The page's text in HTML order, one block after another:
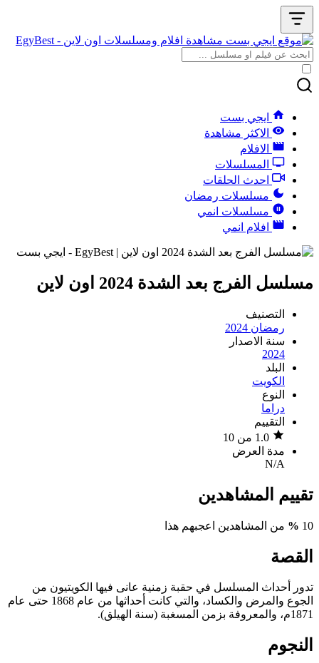
ايجي بست
الاكثر مشاهدة
الافلام
المسلسلات
احدث الحلقات
مسلسلات رمضان
مسلسلات انمي
افلام انمي
مسلسل الفرج بعد الشدة 2024 اون لاين
التصنيف
رمضان 2024
سنة الاصدار
2024
البلد
الكويت
النوع
دراما
التقييم
مدة العرض
N/A
تقييم المشاهدين
10
% من المشاهدين اعجبهم هذا
القصة
تدور أحداث المسلسل في حقبة زمنية عانى فيها الكويتيون من
الجوع والمرض والكساد، والتي كانت أحداثها من عام 1868 حتى عام
1871م، والمعروفة بزمن المسغبة (سنة الهيلق).
النجوم